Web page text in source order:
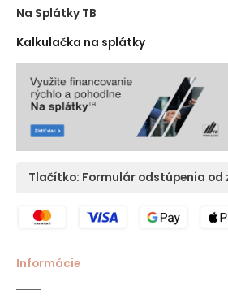
Na Splátky TB
Kalkulačka na splátky
Tlačítko: Formulár odstúpenia od
Informácie